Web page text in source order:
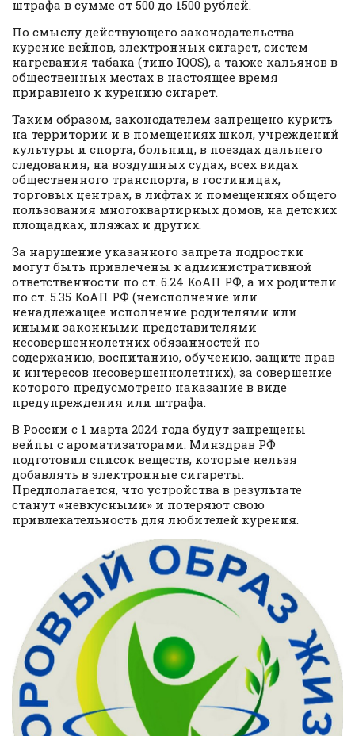
штрафа в сумме от 500 до 1500 рублей.
По смыслу действующего законодательства
курение вейпов, электронных сигарет, систем
нагревания табака (типо IQOS), а также кальянов в
общественных местах в настоящее время
приравнено к курению сигарет.
Таким образом, законодателем запрещено курить
на территории и в помещениях школ, учреждений
культуры и спорта, больниц, в поездах дальнего
следования, на воздушных судах, всех видах
общественного транспорта, в гостиницах,
торговых центрах, в лифтах и помещениях общего
пользования многоквартирных домов, на детских
площадках, пляжах и других.
За нарушение указанного запрета подростки
могут быть привлечены к административной
ответственности по ст. 6.24 КоАП РФ, а их родители
по ст. 5.35 КоАП РФ (неисполнение или
ненадлежащее исполнение родителями или
иными законными представителями
несовершеннолетних обязанностей по
содержанию, воспитанию, обучению, защите прав
и интересов несовершеннолетних), за совершение
которого предусмотрено наказание в виде
предупреждения или штрафа.
В России с 1 марта 2024 года будут запрещены
вейпы с ароматизаторами. Минздрав РФ
подготовил список веществ, которые нельзя
добавлять в электронные сигареты.
Предполагается, что устройства в результате
станут «невкусными» и потеряют свою
привлекательность для любителей курения.